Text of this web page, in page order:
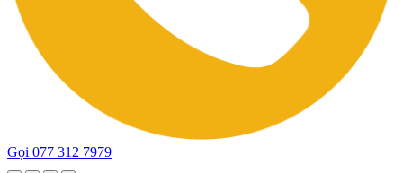
Gọi 077 312 7979